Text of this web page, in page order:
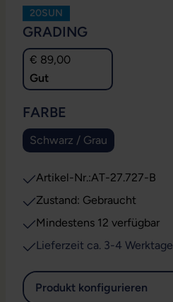
20SUN
GRADING
€ 89,00
Gut
FARBE
Schwarz / Grau
Artikel-Nr.:AT-27.727-B
Zustand: Gebraucht
Mindestens 12 verfügbar
Lieferzeit ca. 3-4 Werktage
Produkt konfigurieren